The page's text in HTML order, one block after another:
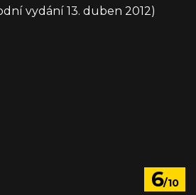
vydání 13. duben 2012)
6/10